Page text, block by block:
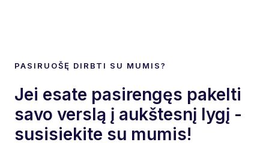
PASIRUOŠĘ DIRBTI SU MUMIS?
Jei esate pasirengęs pakelti
savo verslą į aukštesnį lygį -
susisiekite su mumis!